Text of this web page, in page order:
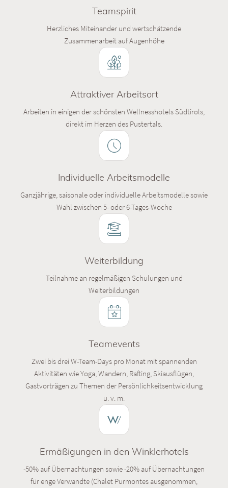
Teamspirit
Herzliches Miteinander und wertschätzende
Zusammenarbeit auf Augenhöhe
Attraktiver Arbeitsort
Arbeiten in einigen der schönsten Wellnesshotels Südtirols,
direkt im Herzen des Pustertals.
Individuelle Arbeitsmodelle
Ganzjährige, saisonale oder individuelle Arbeitsmodelle sowie
Wahl zwischen 5- oder 6-Tages-Woche
Weiterbildung
Teilnahme an regelmäßigen Schulungen und
Weiterbildungen
Teamevents
Zwei bis drei W-Team-Days pro Monat mit spannenden
Aktivitäten wie Yoga, Wandern, Rafting, Skiausflügen,
Gastvorträgen zu Themen der Persönlichkeitsentwicklung
u. v. m.
Ermäßigungen in den Winklerhotels
-50% auf Übernachtungen sowie -20% auf Übernachtungen
für enge Verwandte (Chalet Purmontes ausgenommen,